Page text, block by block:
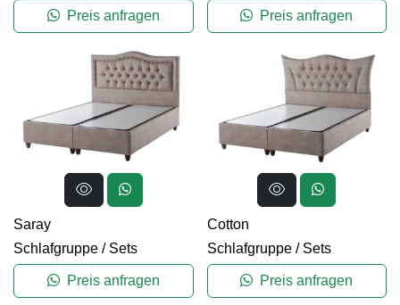
Preis anfragen Preis anfragen
Saray
Schlafgruppe / Sets
Preis anfragen
Cotton
Schlafgruppe/ Sets
Preis anfragen